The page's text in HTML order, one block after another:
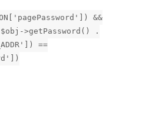
&&
>getPassword() .
==